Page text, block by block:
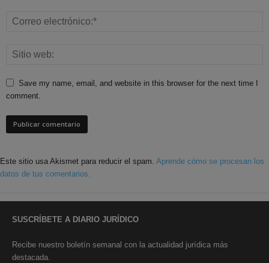
Save my name, email, and website in this browser for the next time I
comment.
Este sitio usa Akismet para reducir el spam. Aprende cómo se procesan los
datos de tus comentarios.
SUSCRÍBETE A DIARIO JURÍDICO
Recibe nuestro boletín semanal con la actualidad jurídica más
destacada.